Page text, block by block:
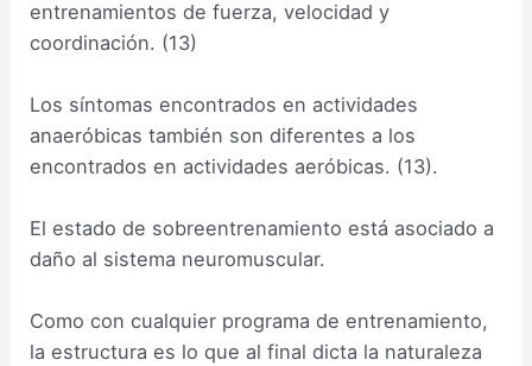
entrenamientos de fuerza, velocidad y
coordinación. (13)
Los síntomas encontrados en actividades
anaeróbicas también son diferentes a los
encontrados en actividades aeróbicas. (13).
El estado de sobreentrenamiento está asociado a
daño al sistema neuromuscular.
Como con cualquier programa de entrenamiento,
la estructura es lo que al final dicta la naturaleza